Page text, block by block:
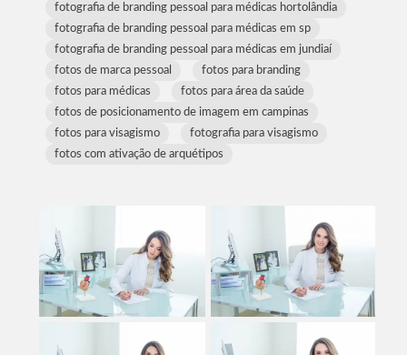
fotografia de branding pessoal para médicas hortolândia
fotografia de branding pessoal para médicas em sp
fotografia de branding pessoal para médicas em jundiaí
fotos de marca pessoal
fotos para branding
fotos para médicas
fotos para área da saúde
fotos de posicionamento de imagem em campinas
fotos para visagismo
fotografia para visagismo
fotos com ativação de arquétipos